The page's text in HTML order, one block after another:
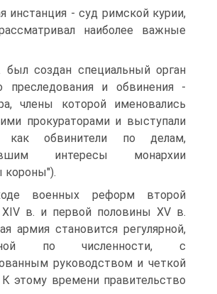
инстанция - суд римской курии,
наиболее важные
создан специальный орган
преследования и обвинения -
члены которой именовались
прокураторами и выступали
обвинители по делам,
интересы монархии
короны").
военных реформ второй
в. и первой половины XV в.
армия становится регулярной,
по численности, с
руководством и четкой
этому времени правительство